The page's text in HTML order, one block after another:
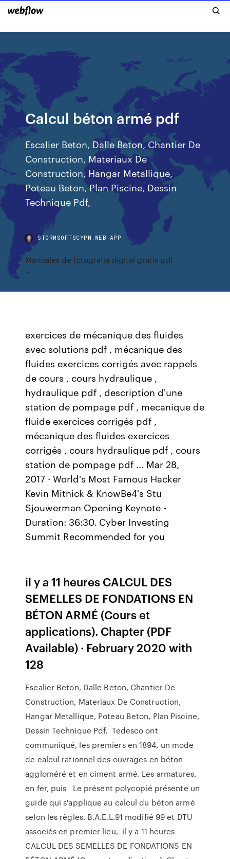
Calcul béton armé pdf
Escalier Beton, Dalle Beton, Chantier De
Construction, Materiaux De
Construction, Hangar Metallique,
Poteau Beton, Plan Piscine, Dessin
Technique Pdf,
STORMSOFTSCYPN.WEB.APP
Manuales de fotografia digital gratis pdf
exercices de mécanique des fluides
avec solutions pdf , mécanique des
fluides exercices corrigés avec rappels
de cours , cours hydraulique ,
hydraulique pdf , description d'une
station de pompage pdf , mecanique de
fluide exercices corrigés pdf ,
mécanique des fluides exercices
corrigés , cours hydraulique pdf , cours
station de pompage pdf … Mar 28,
2017 · World's Most Famous Hacker
Kevin Mitnick & KnowBe4's Stu
Sjouwerman Opening Keynote -
Duration: 36:30. Cyber Investing
Summit Recommended for you
il y a 11 heures CALCUL DES
SEMELLES DE FONDATIONS EN
BÉTON ARMÉ (Cours et
applications). Chapter (PDF
Available) · February 2020 with
128
Escalier Beton, Dalle Beton, Chantier De
Construction, Materiaux De Construction,
Hangar Metallique, Poteau Beton, Plan Piscine,
Dessin Technique Pdf, Tedesco ont
communiqué, les premiers en 1894, un mode
de calcul rationnel des ouvrages en béton
aggloméré et en ciment armé. Les armatures,
en fer, puis Le présent polycopié présente un
guide qui s'applique au calcul du béton armé
selon les règles. B.A.E.L.91 modifié 99 et DTU
associés en premier lieu, il y a 11 heures
CALCUL DES SEMELLES DE FONDATIONS EN